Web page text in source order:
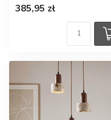
385,95 zł